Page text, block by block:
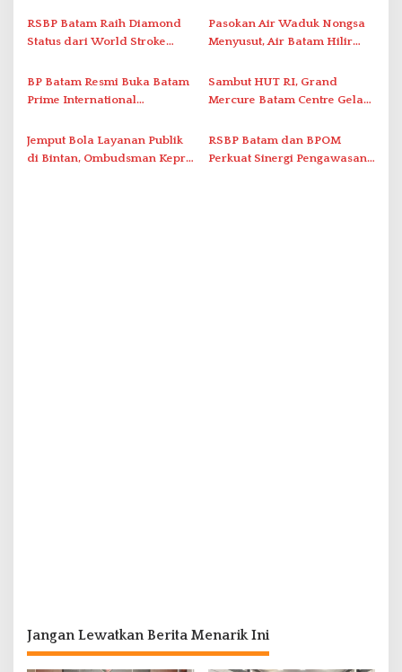
o
Perlawanan ke Petugas di
Bukik Batarah
2026
RSBP Batam Raih Diamond
Status dari World Stroke
Penanganan Stroke
Berstandar Internasional
Pasokan Air Waduk Nongsa
Menyusut, Air Batam Hilir
Antar-IPAM
BP Batam Resmi Buka Batam
Prime International
2026 di Stadion Temenggung
Abdul Jamal
Sambut HUT RI, Grand
Mercure Batam Centre Gelar
Nusantara’
Jemput Bola Layanan Publik
di Bintan, Ombudsman Kepri
RSBP Batam dan BPOM
Perkuat Sinergi Pengawasan
Jangan Lewatkan Berita Menarik Ini